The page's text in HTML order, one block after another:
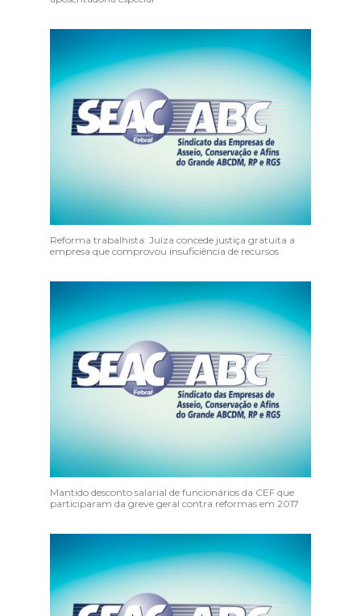
Reforma trabalhista: Juíza concede justiça gratuita a
empresa que comprovou insuficiência de recursos
Mantido desconto salarial de funcionários da CEF que
participaram da greve geral contra reformas em 2017